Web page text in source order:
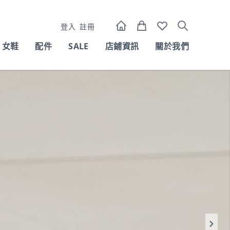
登入 註冊
女鞋 配件 SALE 店鋪資訊 關於我們